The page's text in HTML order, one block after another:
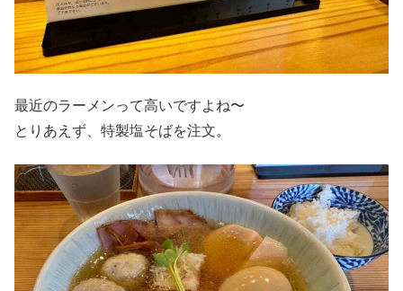
最近のラーメンって高いですよね〜
とりあえず、特製塩そばを注文。